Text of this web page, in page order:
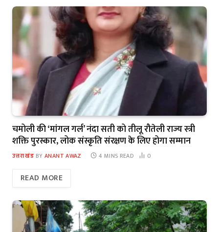
चमोली की ‘मांगल गर्ल’ नंदा सती को तीलू रौतेली राज्य स्त्री
शक्ति पुरस्कार, लोक संस्कृति संरक्षण के लिए होगा सम्मान
उत्तराखंड BY ANANT AWAZ 4 MINS READ 0
READ MORE